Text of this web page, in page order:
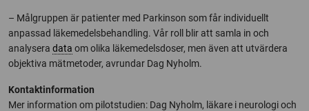
– Målgruppen är patienter med Parkinson som får individuellt
anpassad läkemedelsbehandling. Vår roll blir att samla in och
analysera data om olika läkemedelsdoser, men även att utvärdera
objektiva mätmetoder, avrundar Dag Nyholm.
Kontaktinformation
Mer information om pilotstudien: Dag Nyholm, läkare i neurologi och